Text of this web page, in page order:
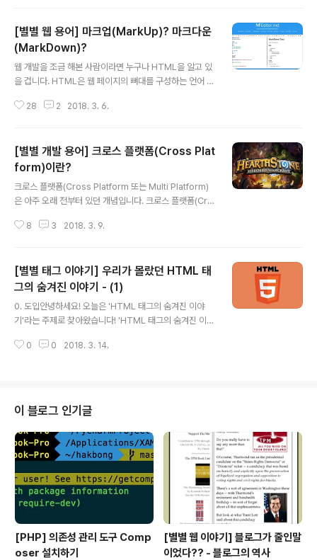
udeNetflix네이버 TV캐스트twitch아프리카 TVpooq
Vimeo그래서! 오늘 우리는 스트리밍을 기술적인 시점에
서 살펴보고자 합니다. 기술적 의미에서 살펴본 스트리밍
은 어떤 의미일까요? 스트리밍이란스트리밍(Streaming)
은 인터넷으로 음성이나 영상 파일 등을 실시간으로 재생
하는 기술을 의미합니다. 우리가 흔히 생각하는 실시간 개
[별별 웹 용어] 마크업(MarkUp)? 마크다운
(MarkDown)?
웹 개발을 조금 해본 사람이라면 누구나 HTML을 알고 있
을 겁니다. HTML은 웹 페이지의 뼈대를 구성하는 언어 입
우스 우클릭 후에 -> 검사'를 누르면 확인할 수 있습니다.
(DOWN) 언어도 있을까요? 네, 마크다운 언어도 있습니
다! 그러면 마크업(MarkUp) 언어, 마크다운(MarkDow
n) 언어가 뭔지 알아보도록 하겠습니다. 마크업(MarkUp)
언어란?마크업 언어는 "마크(Mark)"로 둘러싸인 언어입
니다. "태크(Tag)"로 둘러싸였다고도 표현합니다. HTM
L, XML 등의 마크업 언어들은 문서의 구조를 정의..
28 2 2018. 3. 6.
[별별 개발 용어] 크로스 플랫폼(Cross Plat
form)이란?
크로스 플랫폼(Cross Platform 또는 Multi Platform)
은 아주 오래 전부터 있던 개념입니다. 크로스 플랫폼(Cro
"교차"를 뜻하는 "Cross"와 Platform의 합성어로, "다양
있습니다. 크로스 플랫폼을 제일 쉽게 이해하는 방법은 C
언어와 Java의 소스코드 컴파일(Compile)방식을 비교
해 보면 됩니다. C언어 C언어는 제작한 소스코드를 각각
운영체제에 맞는 컴파일러로 컴파일해서 실행시키게 됩니
버전, 리눅스 버전을 만들기 위해서 각각의..
8 3 2018. 3. 9.
[별별 태그 이야기] 우리가 몰랐던 HTML 태
그의 숨겨진 이야기 - (1)
0. 도입안녕하세요! 오늘은 'HTML 태그의 숨겨진 이야
기'라는 주제로 찾아왔습니다! 'HTML 태그의 숨겨진 이야
우리가 평소 알지 못했던HTML 태그들의 약자라든지어?
나 보시죠! 1. 하이퍼텍스트제일 첫번째 주자는 a 태그 입니
다. 닝겐 A : "좋아. a 태그를 써서 링크를 걸 수 있는건 알
겠어. 근데 도대체 'a'가 뭐의 약자지? 무슨 뜻이지?" 사실
링크가 걸리니까 'link'를 사용하는게 더 적합해 보이는 이
친구! 근데 사실 'link'는 'css'파일을 불러 ..
0 0 2018. 3. 14.
이 블로그 인기글
[PHP] 의존성 관리 도구 Comp
oser 설치하기
[별별 웹 이야기] 블로그가 줄인말
이었다?? - 블로그의 역사